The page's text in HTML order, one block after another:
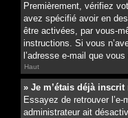
Premièrement, vérifiez
avez spécifié avoir en
être activées, par vous-
instructions. Si vous
l’adresse e-mail que
Haut
» Je m’étais déjà
Essayez de retrouver
administrateur ait